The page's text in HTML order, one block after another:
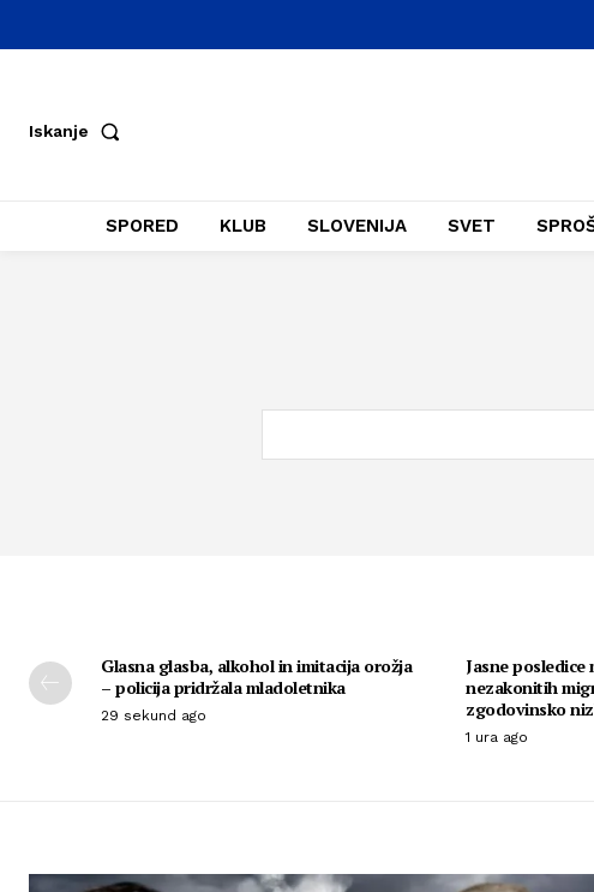
Iskanje
SPORED KLUB SLOVENIJA SVET
Glasna glasba, alkohol in imitacija orožja
– policija pridržala mladoletnika
29 sekund ago
Jasne
nezakonitih
zgodovinsko
1 ura ago